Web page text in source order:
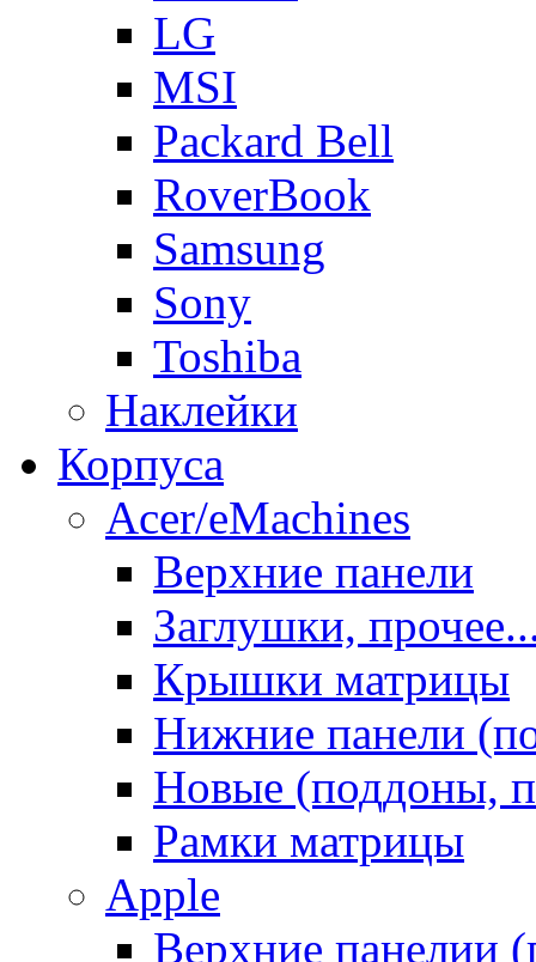
LG
MSI
Packard Bell
RoverBook
Samsung
Sony
Toshiba
Наклейки
Корпуса
Acer/eMachines
Верхние панели
Заглушки,
Крышки матрицы
Нижние панели
Новые (поддоны,
Рамки матрицы
Apple
Верхние панелии